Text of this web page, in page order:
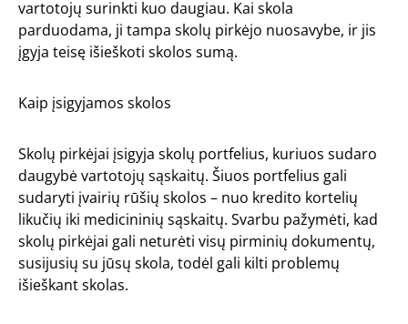
vartotojų surinkti kuo daugiau. Kai skola
parduodama, ji tampa skolų pirkėjo nuosavybe, ir jis
įgyja teisę išieškoti skolos sumą.
Kaip įsigyjamos skolos
Skolų pirkėjai įsigyja skolų portfelius, kuriuos sudaro
daugybė vartotojų sąskaitų. Šiuos portfelius gali
sudaryti įvairių rūšių skolos – nuo kredito kortelių
likučių iki medicininių sąskaitų. Svarbu pažymėti, kad
skolų pirkėjai gali neturėti visų pirminių dokumentų,
susijusių su jūsų skola, todėl gali kilti problemų
išieškant skolas.